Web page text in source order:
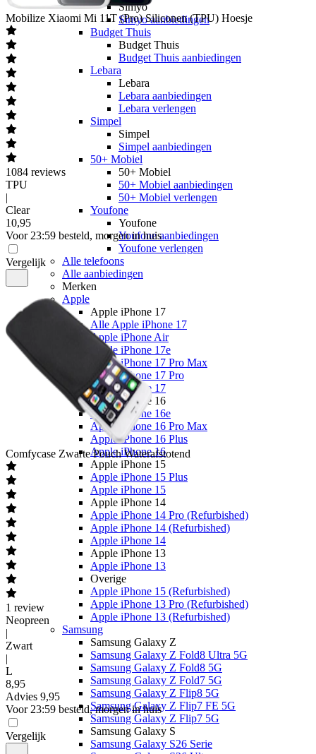
Simyo
Simyo aanbiedingen
Budget Thuis
Budget Thuis
Budget Thuis aanbiedingen
Lebara
Lebara
Lebara aanbiedingen
Lebara verlengen
Simpel
Simpel
Simpel aanbiedingen
50+ Mobiel
50+ Mobiel
50+ Mobiel aanbiedingen
50+ Mobiel verlengen
Youfone
Youfone
Youfone aanbiedingen
Youfone verlengen
Alle telefoons
Alle aanbiedingen
Merken
Apple
Apple iPhone 17
Alle Apple iPhone 17
Apple iPhone Air
Apple iPhone 17e
Apple iPhone 17 Pro Max
Apple iPhone 17 Pro
Apple iPhone 17
Apple iPhone 16
Apple iPhone 16e
Apple iPhone 16 Pro Max
Apple iPhone 16 Plus
Apple iPhone 16
Apple iPhone 15
Apple iPhone 15 Plus
Apple iPhone 15
Apple iPhone 14
Apple iPhone 14 Pro (Refurbished)
Apple iPhone 14 (Refurbished)
Apple iPhone 14
Apple iPhone 13
Apple iPhone 13
Overige
Apple iPhone 15 (Refurbished)
Apple iPhone 13 Pro (Refurbished)
Apple iPhone 13 (Refurbished)
Samsung
Samsung Galaxy Z
Samsung Galaxy Z Fold8 Ultra 5G
Samsung Galaxy Z Fold8 5G
Samsung Galaxy Z Fold7 5G
Samsung Galaxy Z Flip8 5G
Samsung Galaxy Z Flip7 FE 5G
Samsung Galaxy Z Flip7 5G
Samsung Galaxy S
Samsung Galaxy S26 Serie
Mobilize Xiaomi Mi 11T (Pro) Siliconen (TPU) Hoesje
1084 reviews
TPU
|
Clear
10,95
Voor 23:59 besteld, morgen in huis
Vergelijk
Comfycase Zwarte Pouch Waterafstotend
1 review
Neopreen
|
Zwart
|
L
8,95
Advies 9,95
Voor 23:59 besteld, morgen in huis
Vergelijk